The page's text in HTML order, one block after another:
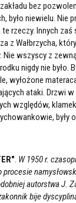
bez
było niewielu. Nie
rzeczy. Innych zaś
z Wałbrzycha,
Nie wszyscy z
nigdy nie było.
wyłożone
ataki. Drzwi w
względów,
były
. W 1950 r.
procesie
autorstwa J.
bije